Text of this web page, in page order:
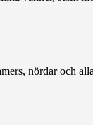
nördar och